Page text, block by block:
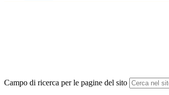
Campo di ricerca per le pagine del sito